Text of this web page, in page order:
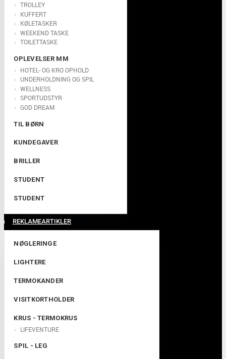
TROLLEY
KUFFERT
KØLETASKER
WEEKEND TASKE
TOILETTASKE
OPLEVELSER MM
HOTEL- OG KRO OPHOLD
UNDERHOLDNING OG SPIL
WELLNESS
SPORTUDSTYR
GOD DREAM
TIL BØRN
KUNDEGAVER
BRILLER
STUDENT
STUDENT
REKLAMEARTIKLER
NØGLERINGE
LIGHTERE
TERMOKANDER
VISITKORTHOLDER
KRUS - TERMOKRUS
LIFEVENTURE
SPIL - LEG